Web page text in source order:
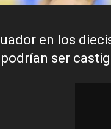
en los
ser